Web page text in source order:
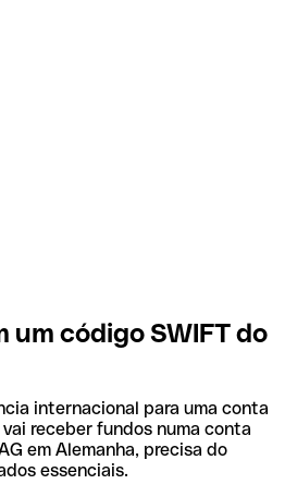
um código SWIFT do
internacional para uma conta
receber fundos numa conta
em Alemanha, precisa do
essenciais.